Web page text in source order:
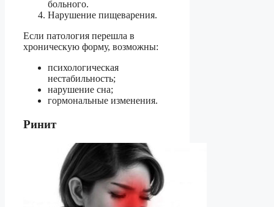
больного.
Нарушение пищеварения.
Если патология перешла в
хроническую форму, возможны:
психологическая
нестабильность;
нарушение сна;
гормональные изменения.
Ринит